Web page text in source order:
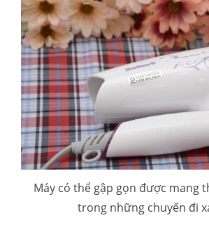
Máy có thể gập gọn được mang
trong những chuyến đi